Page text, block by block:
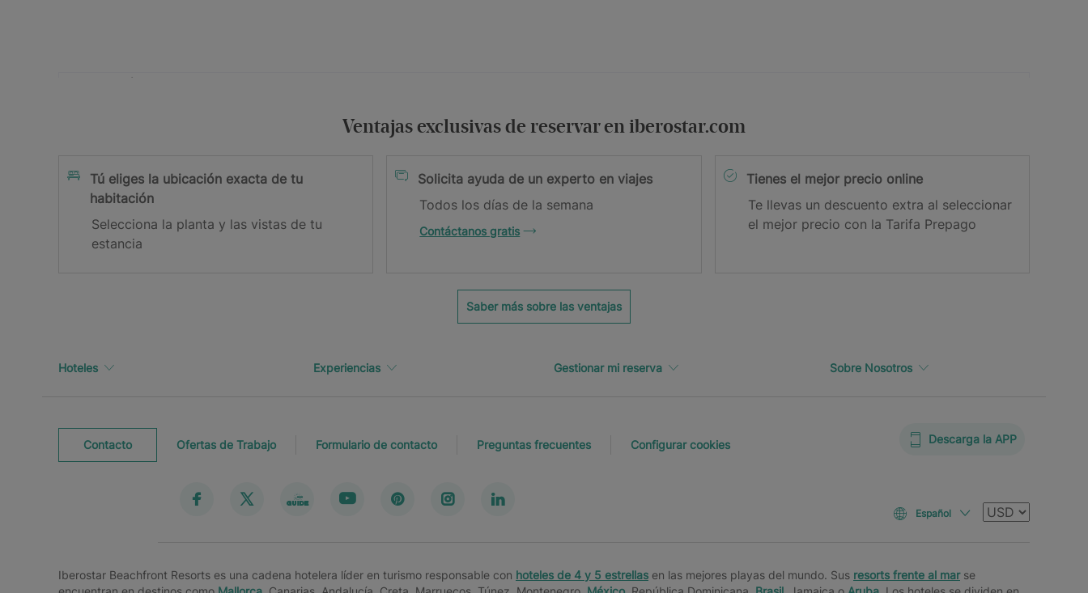
Términos y condiciones
¡Gracias por suscribirte!
Revisa tu bandeja de correo para confirmar tu email.
Ventajas exclusivas de reservar en iberostar.com
Tú eliges la ubicación exacta de tu
habitación
Selecciona la planta y las vistas de tu
estancia
Solicita ayuda de un experto en viajes
Todos los días de la semana
Contáctanos gratis
Tienes el mejor precio online
Te llevas un descuento extra al seleccionar
el mejor precio con la Tarifa Prepago
Saber más sobre las ventajas
Hoteles Experiencias Gestionar mi reserva Sobre Nosotros
Contacto Ofertas de Trabajo Formulario de contacto Preguntas frecuentes Configurar cookies
Iberostar Beachfront Resorts es una cadena hotelera líder en turismo responsable con hoteles de 4 y 5 estrellas en las mejores playas del mundo. Sus resorts frente al marse
Español Moneda
Descarga la APP